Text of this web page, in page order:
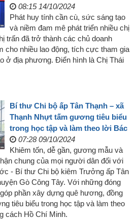
08:15 14/10/2024
Phát huy tính cần cù, sức sáng tạo
và niềm đam mê phát triển nhiều chị
trấn đã trở thành các chủ doanh
cho nhiều lao động, tích cực tham gia
ở địa phương. Điển hình là Chị Thái
Bí thư Chi bộ ấp Tân Thạnh – xã
Thạnh Nhựt tấm gương tiêu biểu
trong học tập và làm theo lời Bác
07:28 09/10/2024
Khiêm tốn, dễ gần, gương mẫu và
chung của mọi người dân đối với
- Bí thư Chi bộ kiêm Trưởng ấp Tân
Gò Công Tây. Với những đóng
phần xây dựng quê hương, đồng
tiêu biểu trong học tập và làm theo
cách Hồ Chí Minh.